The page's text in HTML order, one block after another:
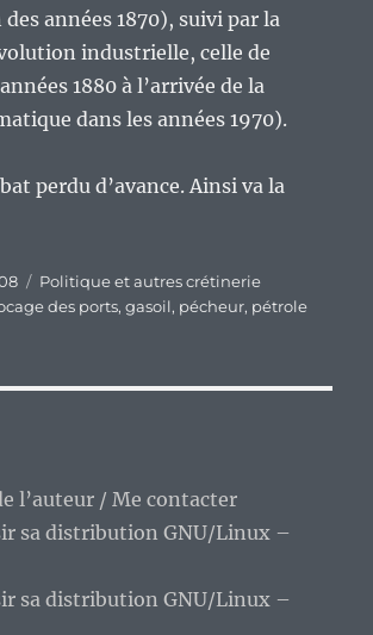
années 1870), suivi par la
industrielle, celle de
1880 à l’arrivée de la
dans les années 1970).
perdu d’avance. Ainsi va la
Catégories
Politique et autres crétinerie
des ports,gasoil, pécheur, pétrole
l’auteur / Me contacter
sa distribution GNU/Linux –
sa distribution GNU/Linux –